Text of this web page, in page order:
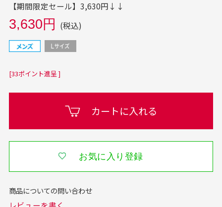
【期間限定セール】3,630円↓↓
3,630円 (税込)
[33ポイント進呈 ]
カートに入れる
お気に入り登録